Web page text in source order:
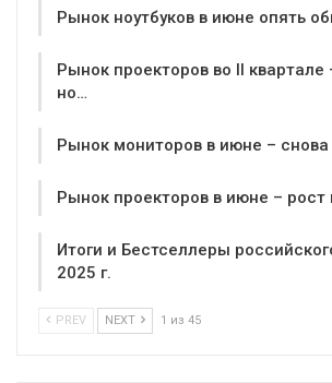
Рынок ноутбуков в июне опять
Рынок проекторов во II квартале
но…
Рынок мониторов в июне –
Рынок проекторов в июне –
Итоги и Бестселлеры
2025 г.
PREV NEXT 1 из 45